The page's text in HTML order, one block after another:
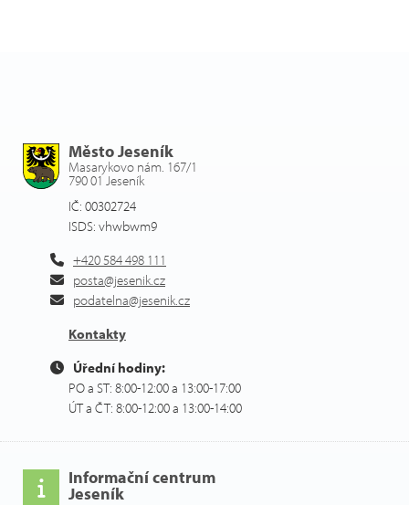
Město Jeseník
Masarykovo nám. 167/1
790 01 Jeseník
IČ: 00302724
ISDS: vhwbwm9
+420 584 498 111
posta@jesenik.cz
podatelna@jesenik.cz
Kontakty
Úřední hodiny:
PO a ST: 8:00-12:00 a 13:00-17:00
ÚT a ČT: 8:00-12:00 a 13:00-14:00
Informační centrum
Jeseník